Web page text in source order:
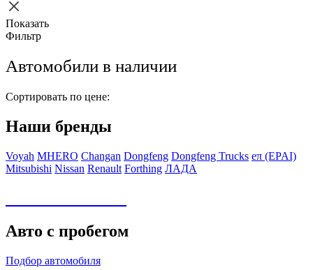
Показать
Фильтр
Автомобили в наличии
Сортировать по цене:
Наши бренды
Voyah MHERO Changan Dongfeng Dongfeng Trucks eπ (EPAI)
Mitsubishi Nissan Renault Forthing ЛАДА
Авто с пробегом
Подбор автомобиля